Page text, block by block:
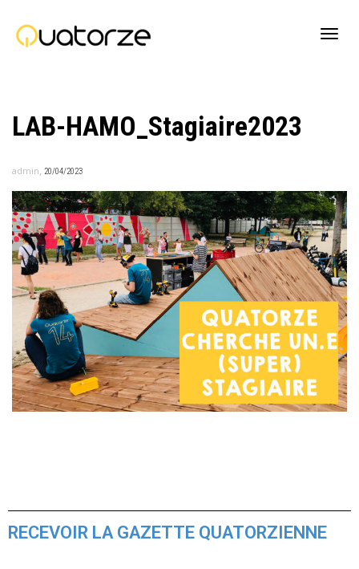
LAB-HAMO_Stagiaire2023
admin, 20/04/2023
RECEVOIR LA GAZETTE QUATORZIENNE